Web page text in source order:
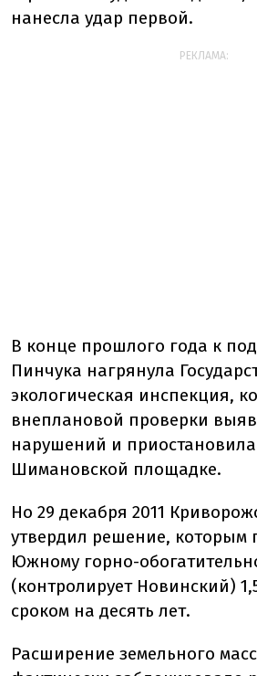
нанесла удар первой.
РЕКЛАМА:
В конце прошлого года к
Пинчука нагрянула
экологическая инспекция,
внеплановой проверки
нарушений и
Шимановской площадке.
Но 29 декабря 2011
утвердил решение, которым
Южному горно-
(контролирует Новинский)
сроком на десять лет.
Расширение земельного